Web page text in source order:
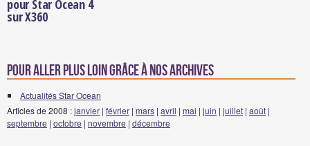
pour Star Ocean 4
sur X360
Pour aller plus loin grâce à nos archives
Actualités Star Ocean
Articles de 2008 :janvier | février | mars | avril | mai | juin | juillet | août |
septembre | octobre | novembre | décembre